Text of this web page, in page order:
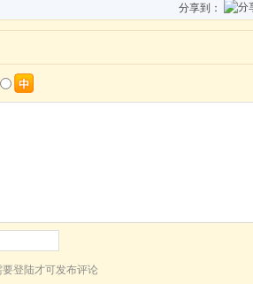
分享到：